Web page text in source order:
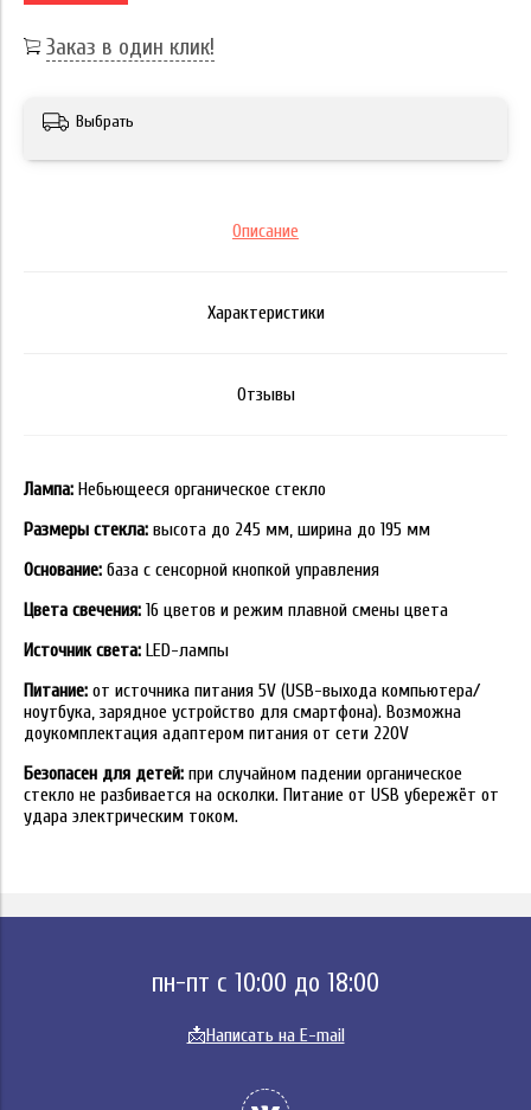
Заказ в один клик!
Выбрать
Описание
Характеристики
Отзывы
Лампа: Небьющееся органическое стекло
Размеры стекла: высота до 245 мм, ширина до 195 мм
Основание: база с сенсорной кнопкой управления
Цвета свечения: 16 цветов и режим плавной смены цвета
Источник света: LED-лампы
Питание: от источника питания 5V (USB-выхода компьютера/
ноутбука, зарядное устройство для смартфона). Возможна
доукомплектация адаптером питания от сети 220V
Безопасен для детей: при случайном падении органическое
стекло не разбивается на осколки. Питание от USB убережёт от
удара электрическим током.
пн-пт с 10:00 до 18:00
📩Написать на E-mail